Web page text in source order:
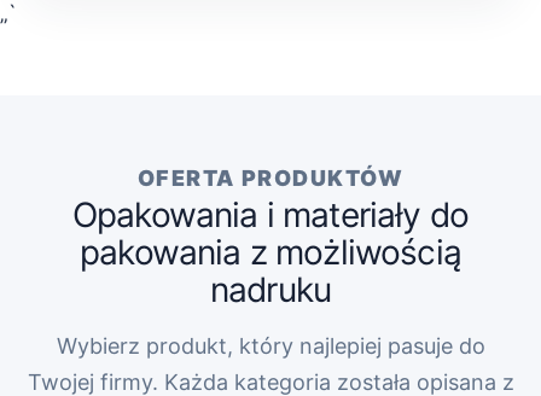
„`
OFERTA PRODUKTÓW
Opakowania i materiały do
pakowania z możliwością
nadruku
Wybierz produkt, który najlepiej pasuje do
Twojej firmy. Każda kategoria została opisana z